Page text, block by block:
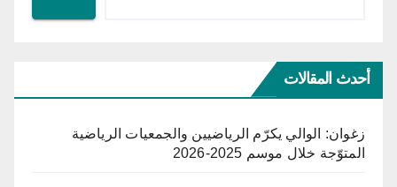
أحدث المقالات
زغوان: الوالي يكرّم الرياضيين والجمعيات الرياضية
المتوّجة خلال موسم 2025-2026